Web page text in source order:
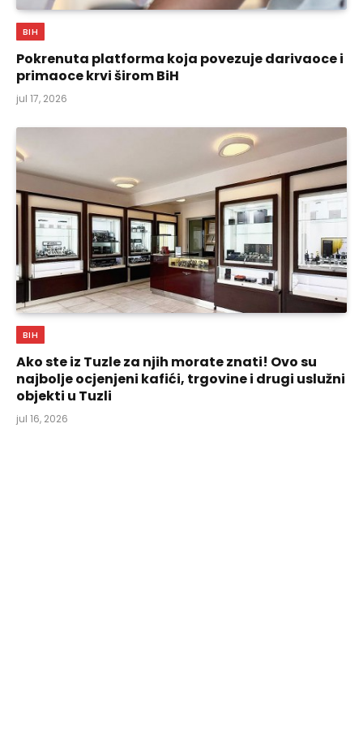
BIH
Pokrenuta platforma koja povezuje darivaoce i
primaoce krvi širom BiH
jul 17, 2026
BIH
Ako ste iz Tuzle za njih morate znati! Ovo su
najbolje ocjenjeni kafići, trgovine i drugi uslužni
objekti u Tuzli
jul 16, 2026